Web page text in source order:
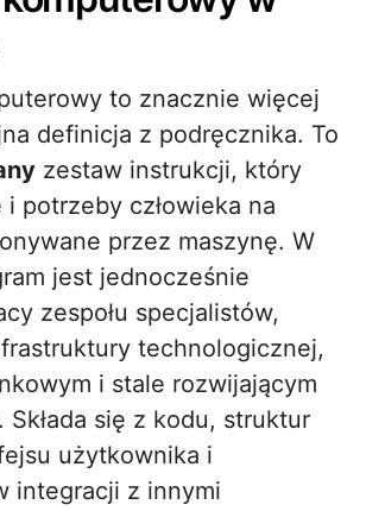
to znacznie więcej
definicja z podręcznika. To
zestaw instrukcji, który
potrzeby człowieka na
przez maszynę. W
jest jednocześnie
zespołu specjalistów,
technologicznej,
i stale rozwijającym
Składa się z kodu, struktur
użytkownika i
integracji z innymi